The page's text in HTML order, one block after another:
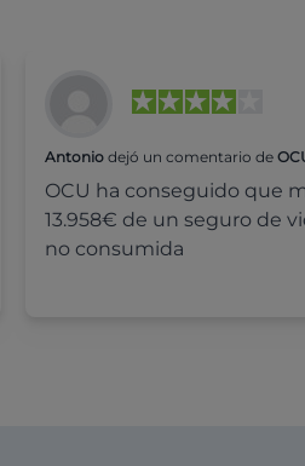
Antonio dejó un comentario de
OCU ha conseguido que
13.958€ de un seguro de
no consumida